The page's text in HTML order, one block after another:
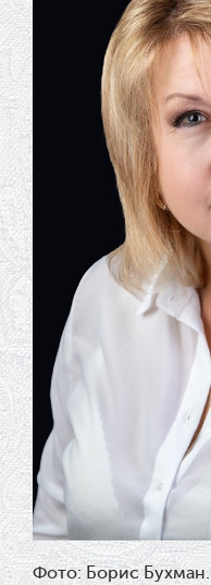
Фото: Борис Бухман.